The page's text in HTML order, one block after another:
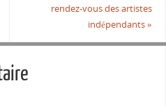
rendez-vous des artistes
indépendants»